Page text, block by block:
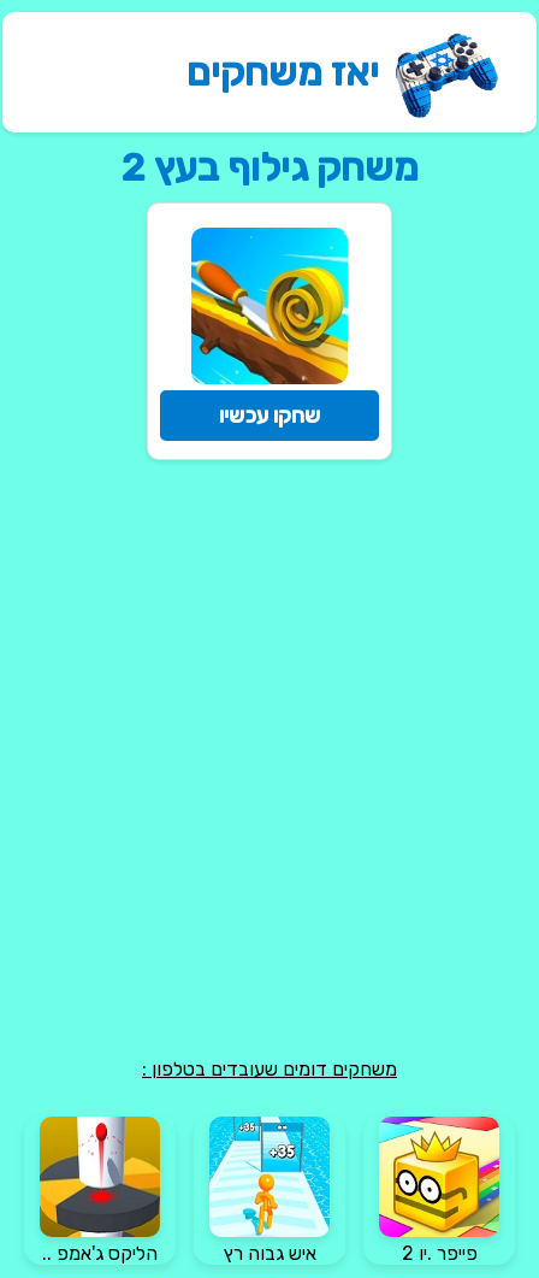
יאז משחקים
משחק גילוף בעץ 2
שחקו עכשיו
משחקים דומים שעובדים בטלפון :
פייפר .יו 2 איש גבוה רץ הליקס ג'אמפ ..